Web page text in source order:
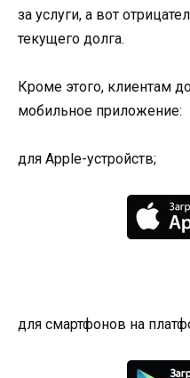
за услуги, а вот
текущего долга.
Кроме этого, клиентам
мобильное приложение:
для Apple-устройств;
для смартфонов на